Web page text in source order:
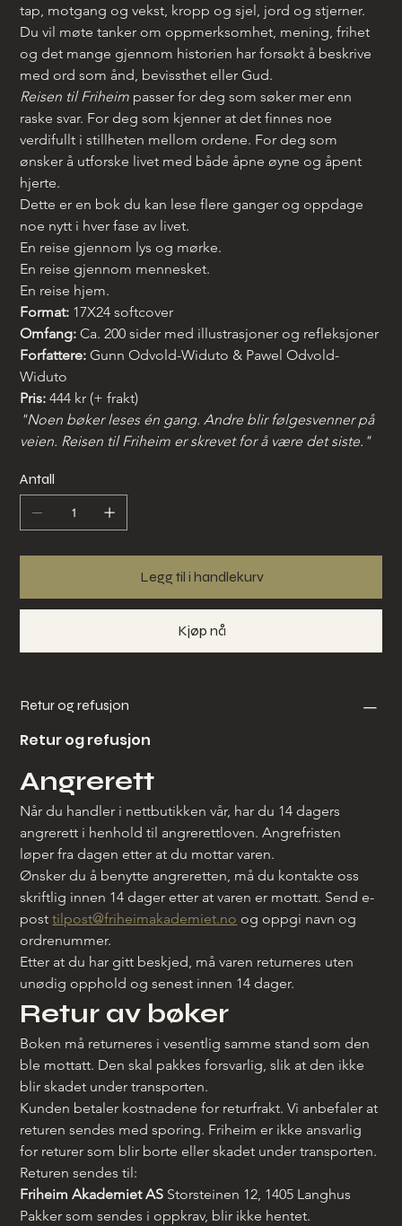
tap, motgang og vekst, kropp og sjel, jord og stjerner.
Du vil møte tanker om oppmerksomhet, mening, frihet
og det mange gjennom historien har forsøkt å beskrive
med ord som ånd, bevissthet eller Gud.
Reisen til Friheim passer for deg som søker mer enn
raske svar. For deg som kjenner at det finnes noe
verdifullt i stillheten mellom ordene. For deg som
ønsker å utforske livet med både åpne øyne og åpent
hjerte.
Dette er en bok du kan lese flere ganger og oppdage
noe nytt i hver fase av livet.
En reise gjennom lys og mørke.
En reise gjennom mennesket.
En reise hjem.
Format: 17X24 softcover
Omfang: Ca. 200 sider med illustrasjoner og refleksjoner
Forfattere: Gunn Odvold-Widuto & Pawel Odvold-
Widuto
Pris: 444 kr (+ frakt)
"Noen bøker leses én gang. Andre blir følgesvenner på
veien. Reisen til Friheim er skrevet for å være det siste."
Antall
Legg til i handlekurv
Kjøp nå
Retur og refusjon
Retur og refusjon
Angrerett
Når du handler i nettbutikken vår, har du 14 dagers
angrerett i henhold til angrerettloven. Angrefristen
løper fra dagen etter at du mottar varen.
Ønsker du å benytte angreretten, må du kontakte oss
skriftlig innen 14 dager etter at varen er mottatt. Send e-
post tilpost@friheimakademiet.no og oppgi navn og
ordrenummer.
Etter at du har gitt beskjed, må varen returneres uten
unødig opphold og senest innen 14 dager.
Retur av bøker
Boken må returneres i vesentlig samme stand som den
ble mottatt. Den skal pakkes forsvarlig, slik at den ikke
blir skadet under transporten.
Kunden betaler kostnadene for returfrakt. Vi anbefaler at
returen sendes med sporing. Friheim er ikke ansvarlig
for returer som blir borte eller skadet under transporten.
Returen sendes til:
Friheim Akademiet AS Storsteinen 12, 1405 Langhus
Pakker som sendes i oppkrav, blir ikke hentet.